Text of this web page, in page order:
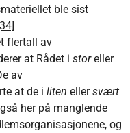
ble sist
flertall av
at Rådet istoreller
av
at de ilitenellersvært
her på manglende
og